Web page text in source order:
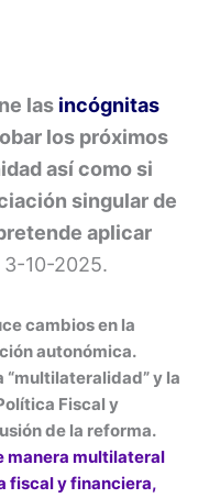
las incógnitas
los próximos
así como si
singular de
aplicar
3-10-2025.
cambios en la
autonómica.
“multilateralidad” y la
Fiscal y
de la reforma.
manera multilateral
fiscal y financiera,